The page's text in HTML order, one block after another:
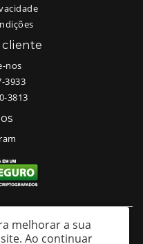
cliente
nos
3933
3813
Kudlinski EPP) - CNPJ:
melhorar a sua
Ao continuar